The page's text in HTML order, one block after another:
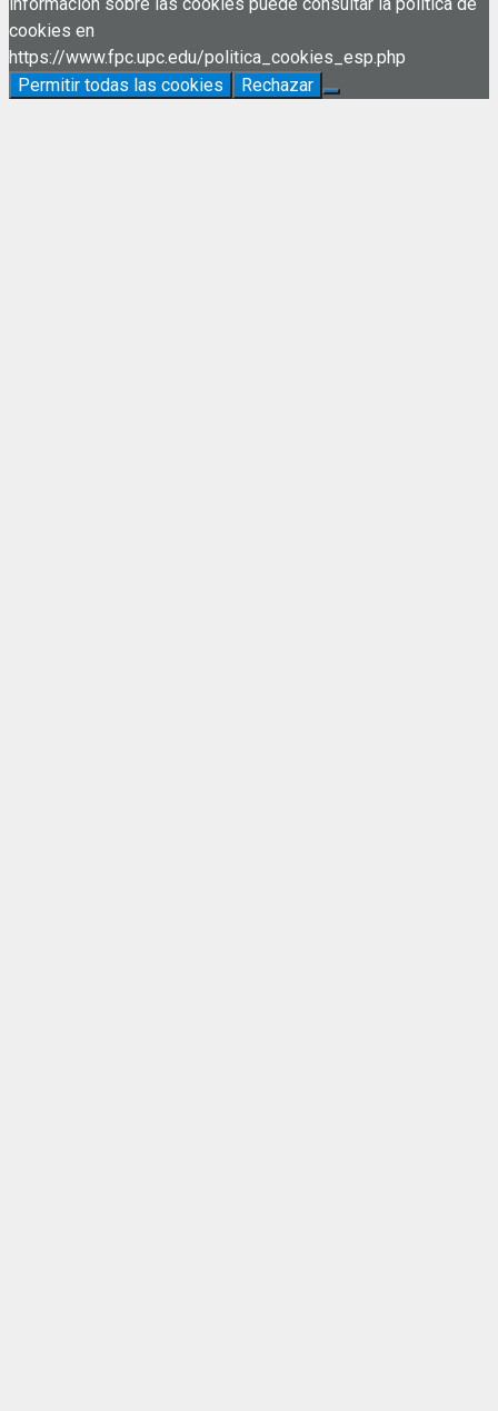
cookies en
https://www.fpc.upc.edu/politica_cookies_esp.php
Permitir todas las cookies
Rechazar